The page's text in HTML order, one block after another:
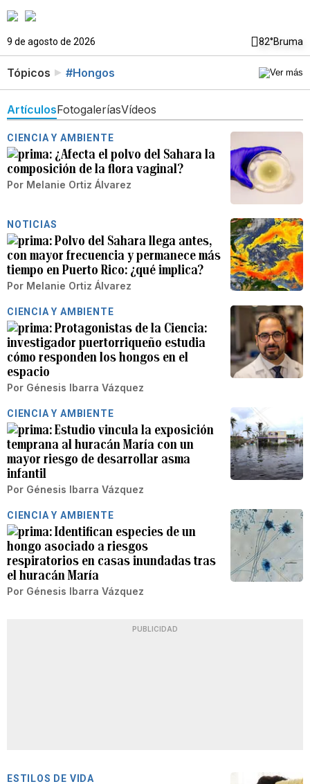
9 de agosto de 2026 82°Bruma
Tópicos #Hongos
ArtículosFotogaleríasVídeos
CIENCIA Y AMBIENTE
¿Afecta el polvo del Sahara la
composición de la flora vaginal?
Por Melanie Ortiz Álvarez
NOTICIAS
Polvo del Sahara llega antes,
con mayor frecuencia y permanece más
tiempo en Puerto Rico: ¿qué implica?
Por Melanie Ortiz Álvarez
CIENCIA Y AMBIENTE
Protagonistas de la Ciencia:
investigador puertorriqueño estudia
cómo responden los hongos en el
espacio
Por Génesis Ibarra Vázquez
CIENCIA Y AMBIENTE
Estudio vincula la exposición
temprana al huracán María con un
mayor riesgo de desarrollar asma
infantil
Por Génesis Ibarra Vázquez
CIENCIA Y AMBIENTE
Identifican especies de un
hongo asociado a riesgos
respiratorios en casas inundadas tras
el huracán María
Por Génesis Ibarra Vázquez
PUBLICIDAD
ESTILOS DE VIDA